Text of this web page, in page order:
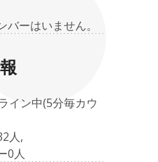
ーはいません。
イン中(5分毎カウ
人,
0人